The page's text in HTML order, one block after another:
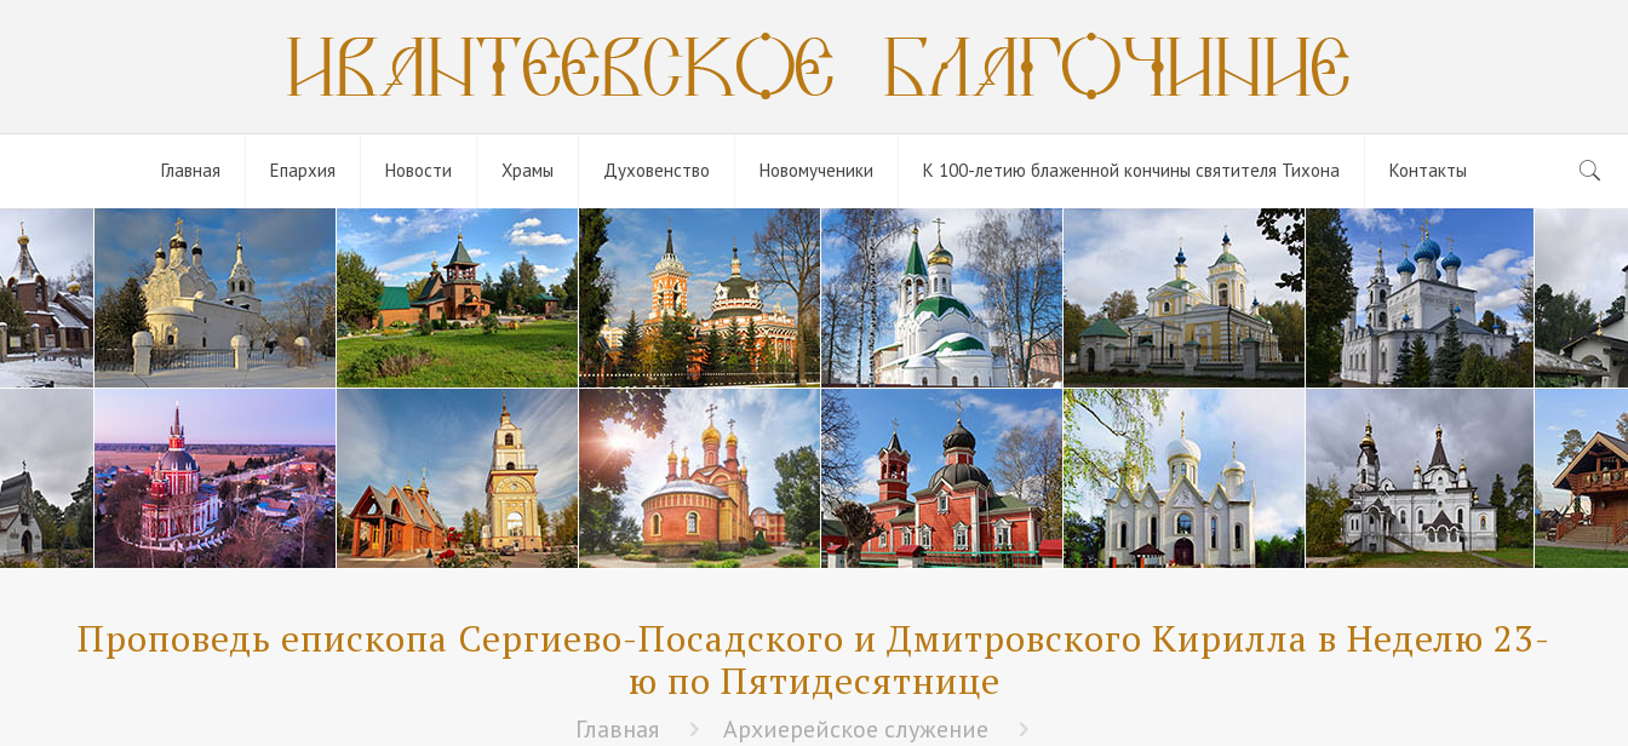
Главная Епархия Новости Храмы Духовенство Новомученики К 100-летию блаженной кончины святителя Тихона Контакты
Проповедь епископа Сергиево-Посадского и Дмитровского Кирилла в Неделю 23-
ю по Пятидесятнице
Главная Архиерейское служение